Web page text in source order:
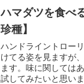
ハマダツを食べ
珍種】
ハンドライントロー
けてる姿を見ますが
ます。味に関しては
試してみたいと思いま